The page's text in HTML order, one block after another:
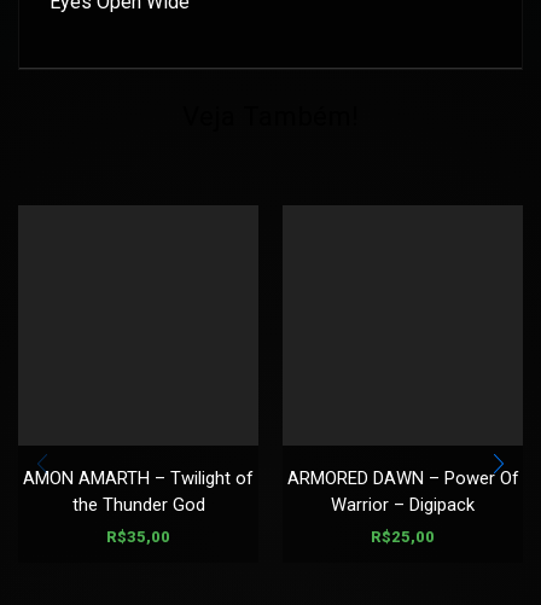
AMON AMARTH – Twilight of
the Thunder God
R$35,00
ARMORED DAWN – Power Of
Warrior – Digipack
R$25,00